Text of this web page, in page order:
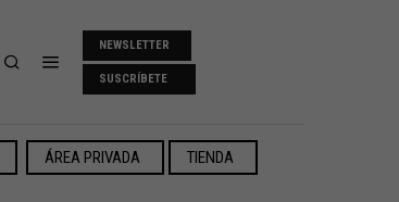
NEWSLETTER
SUSCRÍBETE
ÁREA PRIVADA TIENDA